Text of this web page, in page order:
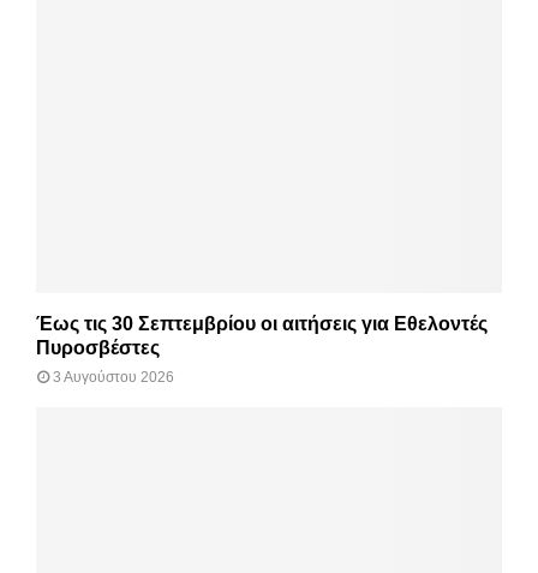
Έως τις 30 Σεπτεμβρίου οι αιτήσεις για Εθελοντές
Πυροσβέστες
3 Αυγούστου 2026